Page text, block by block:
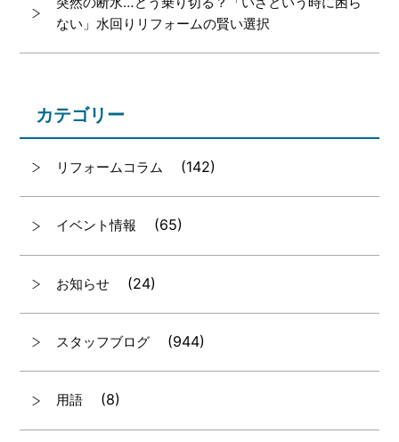
ない」水回りリフォームの賢い選択
カテゴリー
リフォームコラム (142)
イベント情報 (65)
お知らせ (24)
スタッフブログ (944)
用語 (8)